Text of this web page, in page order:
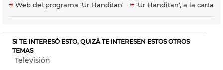
Web del programa 'Ur Handitan' 'Ur Handitan', a la carta
SI TE INTERESÓ ESTO, QUIZÁ TE INTERESEN ESTOS OTROS
TEMAS
Televisión